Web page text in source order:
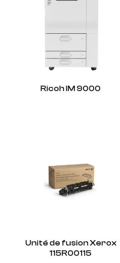
Ricoh IM 9000
Unité de fusion Xerox
115R00115